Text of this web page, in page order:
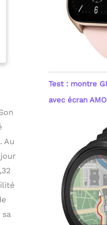
Au
sa
Test : montre
avec écran